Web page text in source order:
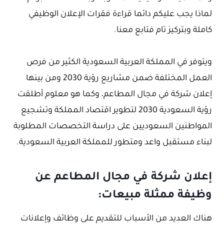
لماذا يجب عليكم دائما قراءة فقرات الإعلان الوظيفي
كاملة وبتركيز تام فتابع معنا.
ويتوفر في المملكة العربية السعودية الكثير من فرص
العمل المختلفة ضمن مشاريع رؤية 2030 ومن بينها
إعلان شركة في مجال المطاعم، وكما هو معلوم أطلقت
رؤية السعودية 2030 لتطوير اقتصاد المملكة وتشجيع
المواطنين السعوديين على دراسة التخصصات المطلوبة
لبناء مستقبل واعد ومتطور للمملكة العربية السعودية.
إعلان شركة في مجال المطاعم عن
وظيفة ممثلة مبيعات:
هناك العديد من الأسباب للتقديم على وظائف وإعلانات